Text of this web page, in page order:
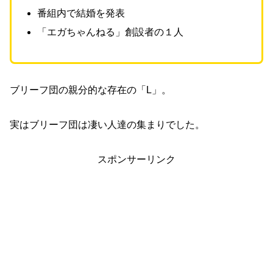
番組内で結婚を発表
「エガちゃんねる」創設者の１人
ブリーフ団の親分的な存在の「L」。
実はブリーフ団は凄い人達の集まりでした。
スポンサーリンク